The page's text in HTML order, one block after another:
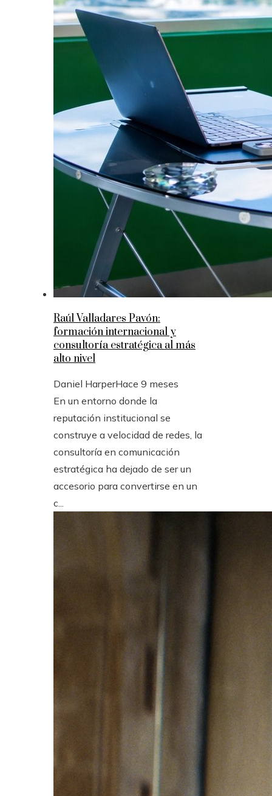
Raúl Valladares Pavón:
formación internacional y
consultoría estratégica al más
alto nivel
Daniel HarperHace 9 meses
En un entorno donde la
reputación institucional se
construye a velocidad de redes, la
consultoría en comunicación
estratégica ha dejado de ser un
accesorio para convertirse en un
c...